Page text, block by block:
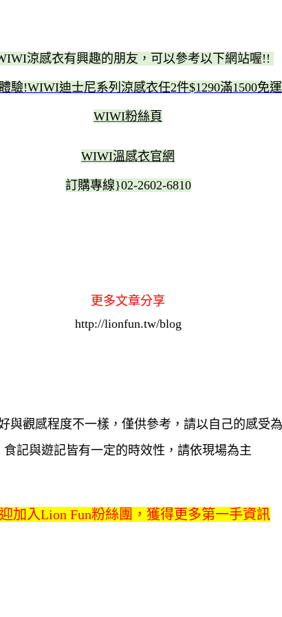
涼感衣有興趣的朋友，可以參考以下網站喔!!
驗!WIWI迪士尼系列涼感衣任2件$1290滿1500免運
WIWI粉絲頁
WIWI溫感衣官網
訂購專線}02-2602-6810
更多文章分享
http://lionfun.tw/blog
與觀感程度不一樣，僅供參考，請以自己的感受
食記與遊記皆有一定的時效性，請依現場為主
加入Lion Fun粉絲團，獲得更多第一手資訊